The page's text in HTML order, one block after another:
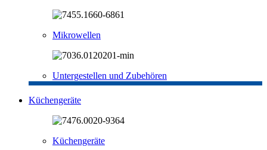
Mikrowellen
Untergestellen und Zubehören
Küchengeräte
Küchengeräte